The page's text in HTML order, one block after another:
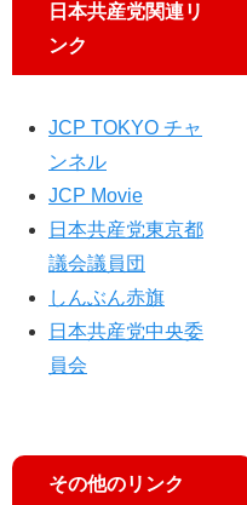
日本共産党関連リ
ンク
JCP TOKYO チャ
ンネル
JCP Movie
日本共産党東京都
議会議員団
しんぶん赤旗
日本共産党中央委
員会
その他のリンク